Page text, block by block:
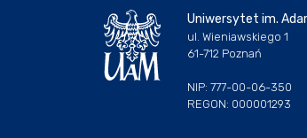
Uniwersytet im.
ul. Wieniawskiego 1
61-712 Poznań
NIP: 777-00-06-350
REGON: 000001293